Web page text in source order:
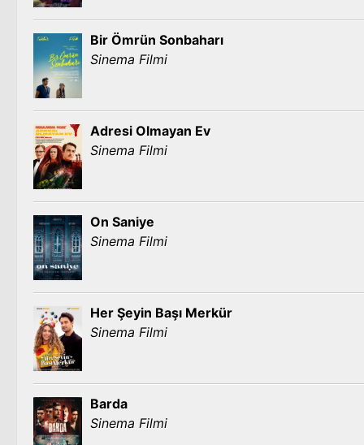
Bir Ömrün Sonbaharı
Sinema Filmi
Adresi Olmayan Ev
Sinema Filmi
On Saniye
Sinema Filmi
Her Şeyin Başı Merkür
Sinema Filmi
Barda
Sinema Filmi